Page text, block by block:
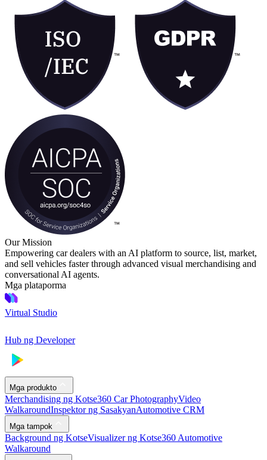
Our Mission
Empowering car dealers with an AI platform to source, list, market,
and sell vehicles faster through advanced visual merchandising and
conversational AI agents.
Mga plataporma
Virtual Studio
Hub ng Developer
Mga produkto
Merchandising ng Kotse360 Car PhotographyVideo
WalkaroundInspektor ng SasakyanAutomotive CRM
Mga tampok
Background ng KotseVisualizer ng Kotse360 Automotive
Walkaround